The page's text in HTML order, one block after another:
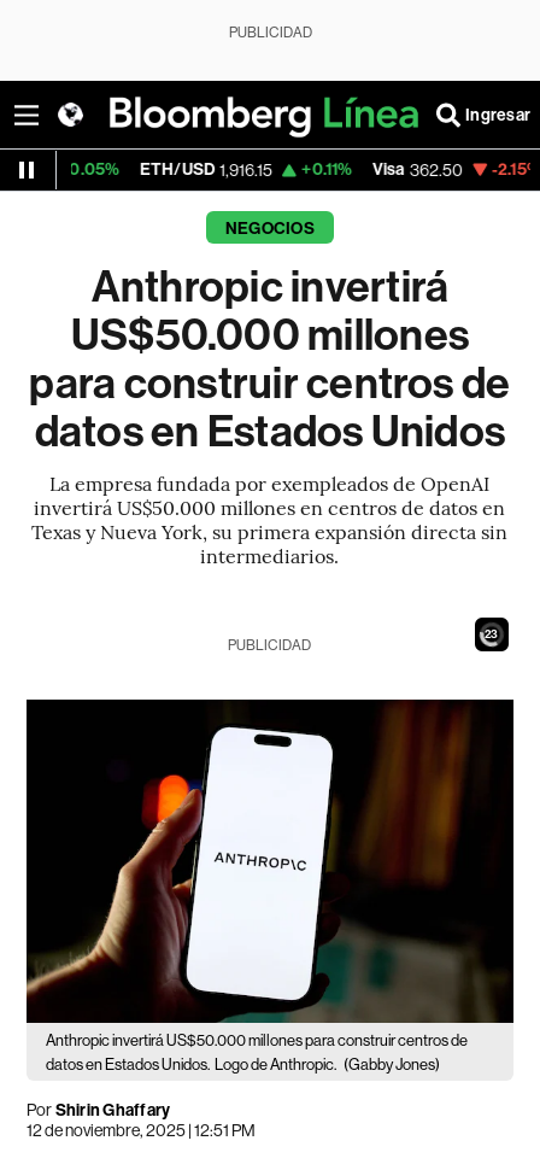
PUBLICIDAD
Ingresar
ETH/USD 1,916.15 +0.11% Visa 362.50 -2.15%
NEGOCIOS
Anthropic invertirá
US$50.000 millones
para construir centros de
datos en Estados Unidos
La empresa fundada por exempleados de OpenAI
invertirá US$50.000 millones en centros de datos en
Texas y Nueva York, su primera expansión directa sin
intermediarios.
21
PUBLICIDAD
Anthropic invertirá US$50.000 millones para construir centros de
datos en Estados Unidos. Logo de Anthropic. (Gabby Jones)
PorShirin Ghaffary
12 de noviembre, 2025 | 12:51 PM